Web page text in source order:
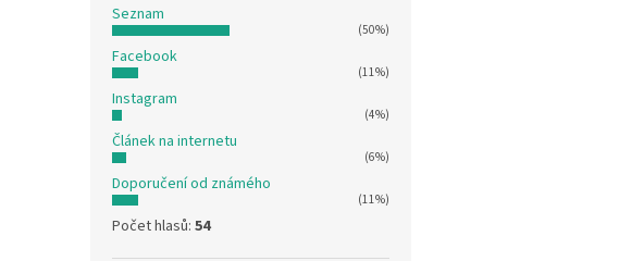
Seznam
(50%)
Facebook
(11%)
Instagram
(4%)
Článek na internetu
(6%)
Doporučení od známého
(11%)
Počet hlasů: 54